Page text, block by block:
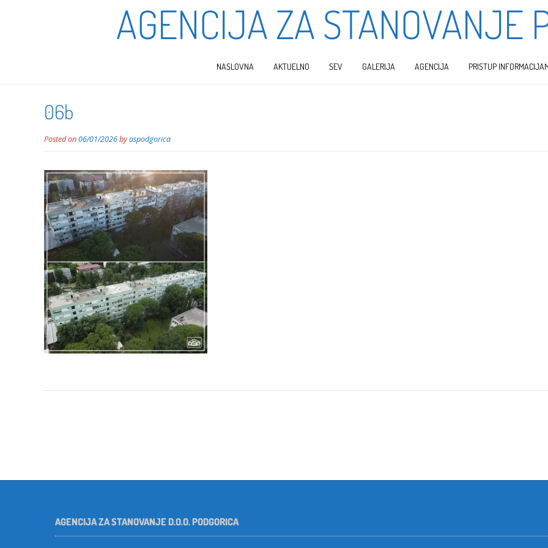
AGENCIJA ZA STANOVANJE
NASLOVNA AKTUELNO SEV GALERIJA AGENCIJA PRISTUP
06b
Posted on06/01/2026byaspodgorica
AGENCIJA ZA STANOVANJE D.O.O. PODGORICA